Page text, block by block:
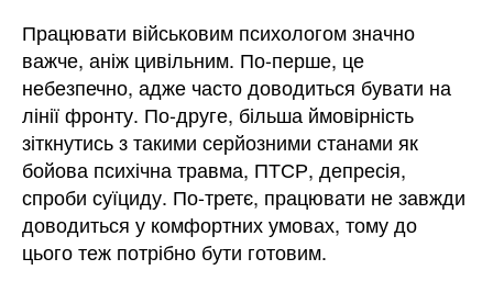
Працювати військовим психологом значно
важче, аніж цивільним. По-перше, це
небезпечно, адже часто доводиться бувати на
лінії фронту. По-друге, більша ймовірність
зіткнутись з такими серйозними станами як
бойова психічна травма, ПТСР, депресія,
спроби суїциду. По-третє, працювати не завжди
доводиться у комфортних умовах, тому до
цього теж потрібно бути готовим.